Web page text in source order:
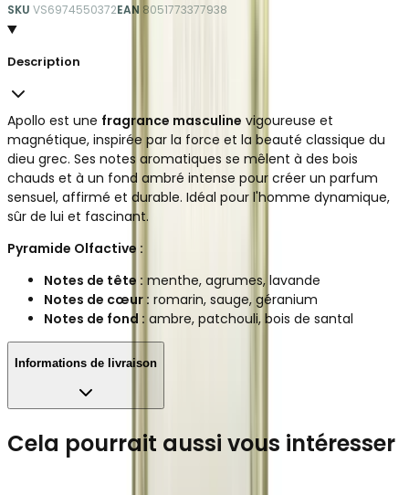
SKU VS6974550372EAN 8051773377938
Description
Apollo est une fragrance masculine vigoureuse et
magnétique, inspirée par la force et la beauté classique du
dieu grec. Ses notes aromatiques se mêlent à des bois
chauds et à un fond ambré intense pour créer un parfum
sensuel, affirmé et durable. Idéal pour l'homme dynamique,
sûr de lui et fascinant.
Pyramide Olfactive :
Notes de tête : menthe, agrumes, lavande
Notes de cœur : romarin, sauge, géranium
Notes de fond : ambre, patchouli, bois de santal
Informations de livraison
Cela pourrait aussi vous intéresser